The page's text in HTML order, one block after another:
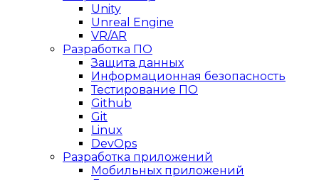
Unity
Unreal Engine
VR/AR
Разработка ПО
Защита данных
Информационная безопасность
Тестирование ПО
Github
Git
Linux
DevOps
Разработка приложений
Мобильных приложений